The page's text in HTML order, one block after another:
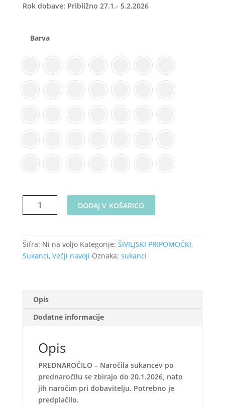
Rok dobave: Približno 27.1.- 5.2.2026
Barva
Univerzalni
overlock
A
5000Y
-
DODAJ V KOŠARICO
Šifra: Ni na voljo Kategorije: ŠIVILJSKI PRIPOMOČKI,
Sukanci, Večji navoji Oznaka: sukanci
Opis
Dodatne informacije
Opis
PREDNAROČILO – Naročila sukancev po
prednaročilu se zbirajo do 20.1.2026, nato
jih naročim pri dobavitelju. Potrebno je
predplačilo.